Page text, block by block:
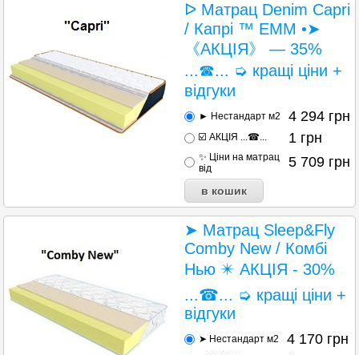
ᐅ Матрац Denim Capri
/ Капрі ™ ЕММ •➤
《АКЦІЯ》 — 35%
...☎... ➭ кращі ціни +
відгуки
► Нестандарт м2 4 294 грн
☑️ АКЦІЯ ...☎... 1 грн
✨ Ціни на матрац
від
5 709 грн
➤ Матрац Sleep&Fly
Comby New / Комбі
Нью ✴️ АКЦІЯ - 30%
...☎... ➭ кращі ціни +
відгуки
➤ Нестандарт м2 4 170 грн